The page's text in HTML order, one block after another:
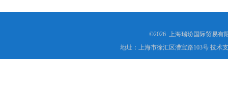
©2026 上海瑞玢国际贸易有
地址：上海市徐汇区漕宝路103号 技术